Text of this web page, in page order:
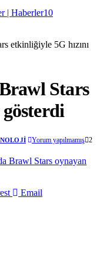
etkinliğiyle 5G hızını
Stars
gösterdi
Yorum yapılmamış 2
Email